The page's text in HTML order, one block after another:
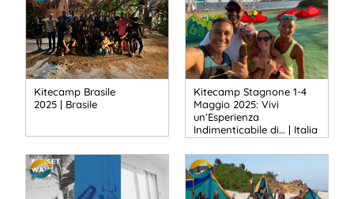
Kitecamp Brasile
2025 | Brasile
Kitecamp Stagnone 1-4
Maggio 2025: Vivi
un’Esperienza
Indimenticabile di… | Italia